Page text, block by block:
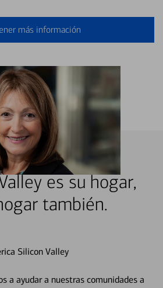
más información
es su hogar,
también.
Silicon Valley
a ayudar a nuestras comunidades a